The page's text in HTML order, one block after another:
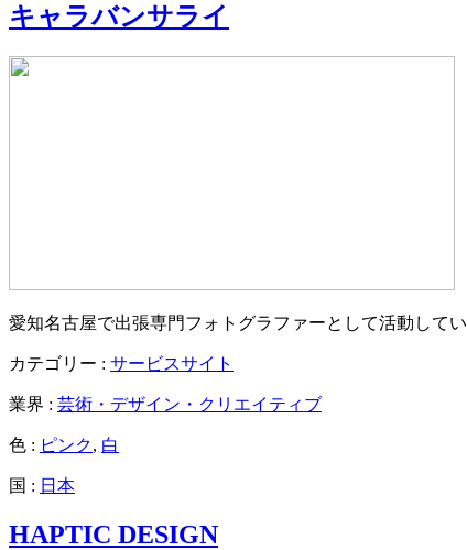
キャラバンサライ
愛知名古屋で出張専門フォトグラファーとして活動して
カテゴリー : サービスサイト
業界 : 芸術・デザイン・クリエイティブ
色 : ピンク, 白
国 : 日本
HAPTIC DESIGN